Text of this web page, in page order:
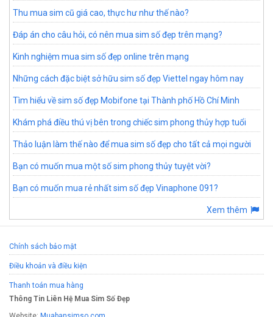
Thu mua sim cũ giá cao, thực hư như thế nào?
Đáp án cho câu hỏi, có nên mua sim số đẹp trên mạng?
Kinh nghiệm mua sim số đẹp online trên mạng
Những cách đặc biệt sở hữu sim số đẹp Viettel ngay hôm nay
Tìm hiểu về sim số đẹp Mobifone tại Thành phố Hồ Chí Minh
Khám phá điều thú vị bên trong chiếc sim phong thủy hợp tuổi
Thảo luận làm thế nào để mua sim số đẹp cho tất cả mọi người
Bạn có muốn mua một số sim phong thủy tuyệt vời?
Bạn có muốn mua rẻ nhất sim số đẹp Vinaphone 091?
Xem thêm
Chính sách bảo mật
Điều khoản và điều kiện
Thanh toán mua hàng
Thông Tin Liên Hệ Mua Sim Số Đẹp